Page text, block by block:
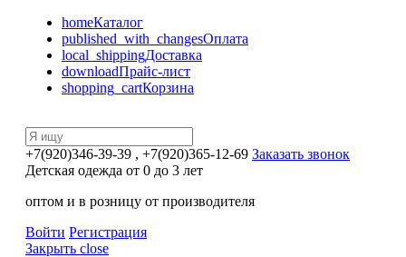
homeКаталог
published_with_changesОплата
local_shippingДоставка
downloadПрайс-лист
shopping_cartКорзина
+7(920)346-39-39 , +7(920)365-12-69 Заказать звонок
Детская одежда от 0 до 3 лет
оптом и в розницу от производителя
Войти Регистрация
Закрыть close